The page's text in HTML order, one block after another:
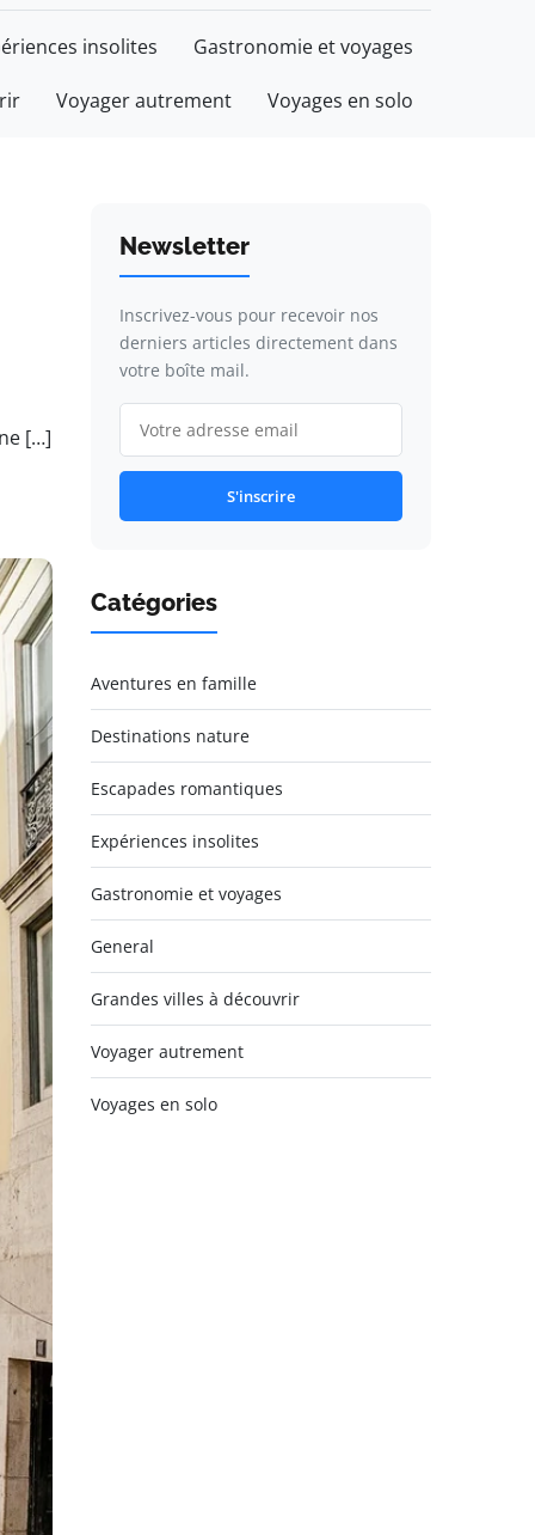
insolites Gastronomie et voyages
Voyager autrement Voyages en solo
[…]
Newsletter
Inscrivez-vous pour recevoir nos
derniers articles directement dans
votre boîte mail.
S'inscrire
Catégories
Aventures en famille
Destinations nature
Escapades romantiques
Expériences insolites
Gastronomie et voyages
General
Grandes villes à découvrir
Voyager autrement
Voyages en solo